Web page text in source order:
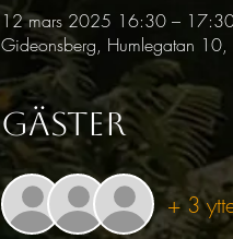
12 mars 2025 16:30 –
Gideonsberg, Humlegatan
Gäster
+ 3